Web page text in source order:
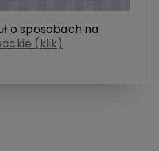
o sposobach na
(klik)